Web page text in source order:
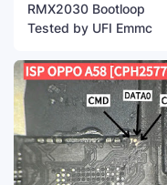
RMX2030 Bootloop
Tested by UFI Emmc